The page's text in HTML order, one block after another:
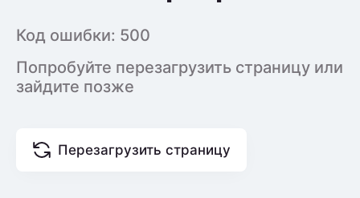
Код ошибки: 500
Попробуйте перезагрузить страницу или
зайдите позже
Перезагрузить страницу